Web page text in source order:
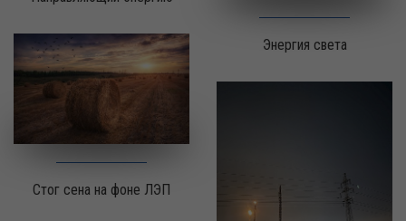
Энергия света
Стог сена на фоне ЛЭП